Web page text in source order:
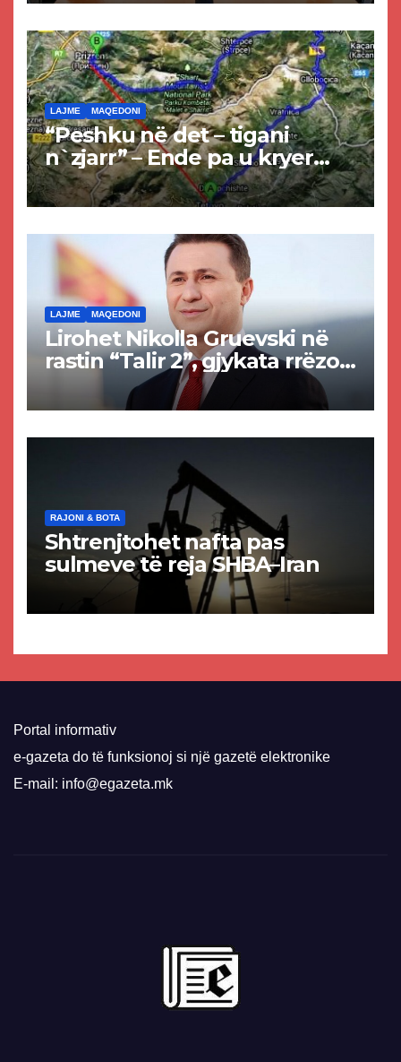
LAJME MAQEDONI
“Peshku në det – tigani
n`zjarr” – Ende pa u kryer
projekti i tunelit, komuna e
Tetovës nis punimet për
LAJME MAQEDONI
Lirohet Nikolla Gruevski në
rastin “Talir 2”, gjykata rrëzon
akuzat për ndërtimin e
paligjshëm të selisë së
RAJONI & BOTA
Shtrenjtohet nafta pas
sulmeve të reja SHBA–Iran
Portal informativ
e-gazeta do të funksionoj si një gazetë elektronike
E-mail: info@egazeta.mk